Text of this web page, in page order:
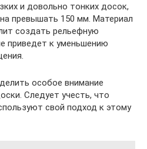
и довольно тонких досок,
превышать 150 мм. Материал
создать рельефную
приведет к уменьшению
особое внимание
Следует учесть, что
свой подход к этому